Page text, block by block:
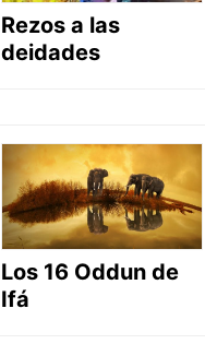
Rezos a las
deidades
Los 16 Oddun de
Ifá